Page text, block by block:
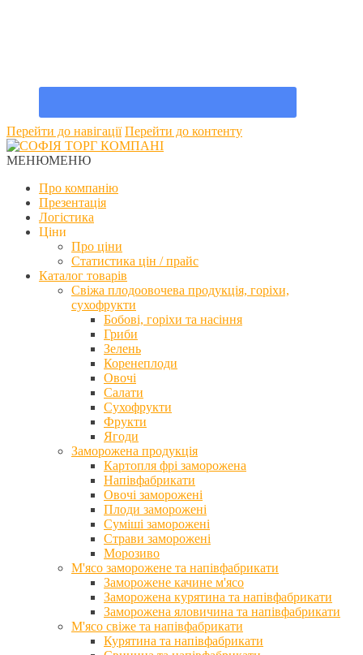
Перейти до навігації Перейти до контенту
МЕНЮМЕНЮ
Про компанію
Презентація
Логістика
Ціни
Про ціни
Статистика цін / прайс
Каталог товарів
Свіжа плодоовочева продукція, горіхи,
сухофрукти
Бобові, горіхи та насіння
Гриби
Зелень
Коренеплоди
Овочі
Салати
Сухофрукти
Фрукти
Ягоди
Заморожена продукція
Картопля фрі заморожена
Напівфабрикати
Овочі заморожені
Плоди заморожені
Суміші заморожені
Страви заморожені
Морозиво
М'ясо заморожене та напівфабрикати
Заморожене качине м'ясо
Заморожена курятина та напівфабрикати
Заморожена яловичина та напівфабрикати
М'ясо свіже та напівфабрикати
Курятина та напівфабрикати